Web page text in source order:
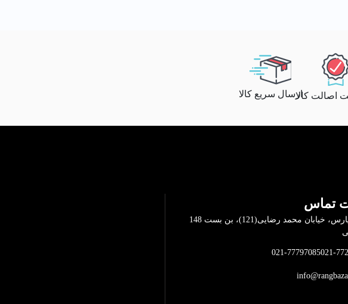
اصالت کالاارسال سریع کالا
تماس
تهرانپارس، خیابان محمد رضایی(121)، بن بست 148
021-
021-77797085